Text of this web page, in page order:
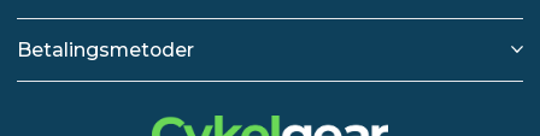
Betalingsmetoder